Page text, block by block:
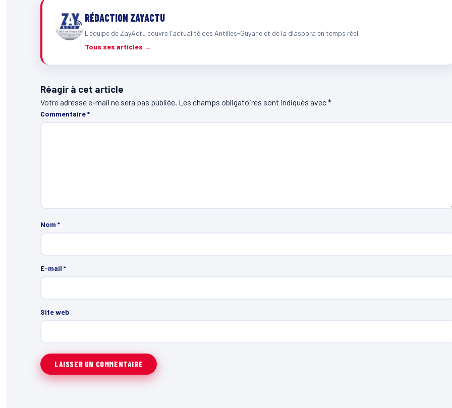
RÉDACTION ZAYACTU
L'équipe de ZayActu couvre l'actualité des Antilles-Guyane et de la diaspora en temps réel.
Tous ses articles →
Réagir à cet article
Votre adresse e-mail ne sera pas publiée. Les champs obligatoires sont indiqués avec*
Commentaire*
Nom *
E-mail *
Site web